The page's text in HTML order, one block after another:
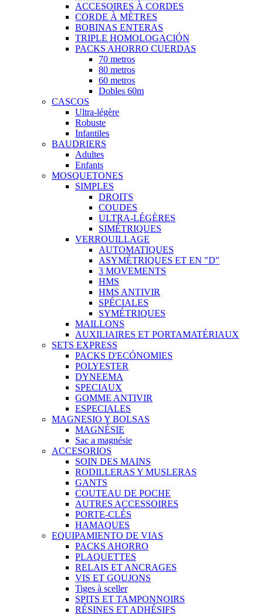
ACCESOIRES À CORDES
CORDE À MÈTRES
BOBINAS ENTERAS
TRIPLE HOMOLOGACIÓN
PACKS AHORRO CUERDAS
70 metros
80 metros
60 metros
Dobles 60m
CASCOS
Ultra-légère
Robuste
Infantiles
BAUDRIERS
Adultes
Enfants
MOSQUETONES
SIMPLES
DROITS
COUDES
ULTRA-LÉGÈRES
SIMÉTRIQUES
VERROUILLAGE
AUTOMATIQUES
ASYMÉTRIQUES ET EN "D"
3 MOVEMENTS
HMS
HMS ANTIVIR
SPÉCIALES
SYMÉTRIQUES
MAILLONS
AUXILIAIRES ET PORTAMATÉRIAUX
SETS EXPRESS
PACKS D'ECÓNOMIES
POLYESTER
DYNEEMA
SPECIAUX
GOMME ANTIVIR
ESPECIALES
MAGNESIO Y BOLSAS
MAGNÉSIE
Sac a magnésie
ACCESORIOS
SOIN DES MAINS
RODILLERAS Y MUSLERAS
GANTS
COUTEAU DE POCHE
AUTRES ACCESSOIRES
PORTE-CLÉS
HAMAQUES
EQUIPAMIENTO DE VIAS
PACKS AHORRO
PLAQUETTES
RELAIS ET ANCRAGES
VIS ET GOUJONS
Tiges à sceller
SPITS ET TAMPONNOIRS
RÉSINES ET ADHÉSIFS